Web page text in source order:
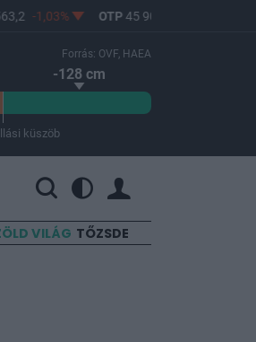
-1,03% OTP45 900
Forrás: OVF, HAEA
-128 cm
küszöb
VILÁG TŐZSDE